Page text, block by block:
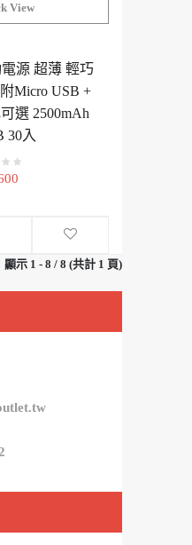
View
源 超薄 輕巧
Micro USB +
選 2500mAh
30入
顯示 1 - 8 / 8 (共計 1 頁)